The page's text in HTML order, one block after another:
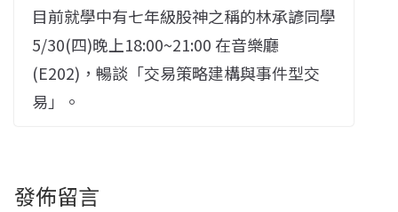
目前就學中有七年級股神之稱的林承諺同學
5/30(四)晚上18:00~21:00 在音樂廳
(E202)，暢談「交易策略建構與事件型交
易」。
發佈留言